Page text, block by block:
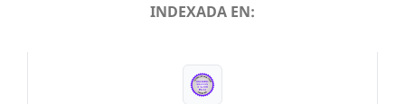
INDEXADA EN: